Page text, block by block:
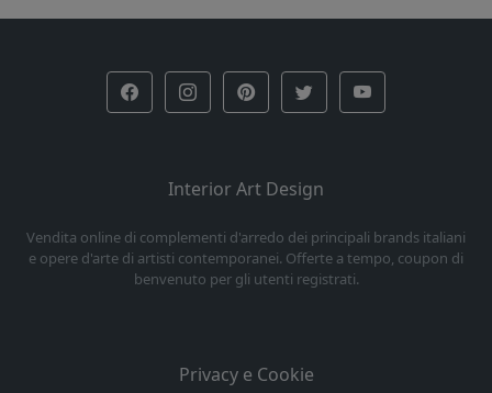
Interior Art Design
Vendita online di complementi d'arredo dei principali brands italiani
e opere d'arte di artisti contemporanei. Offerte a tempo, coupon di
benvenuto per gli utenti registrati.
Privacy e Cookie